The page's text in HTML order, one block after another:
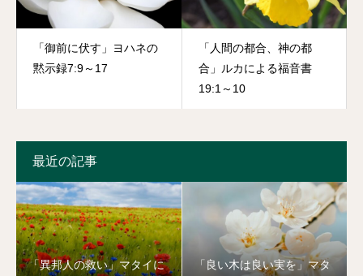
「御前に伏す」ヨハネの
黙示録7:9～17
「人間の都合、神の都
合」ルカによる福音書
19:1～10
最近の記事
「異邦人の救い」マタイに
「良い木は良い実を」マタ